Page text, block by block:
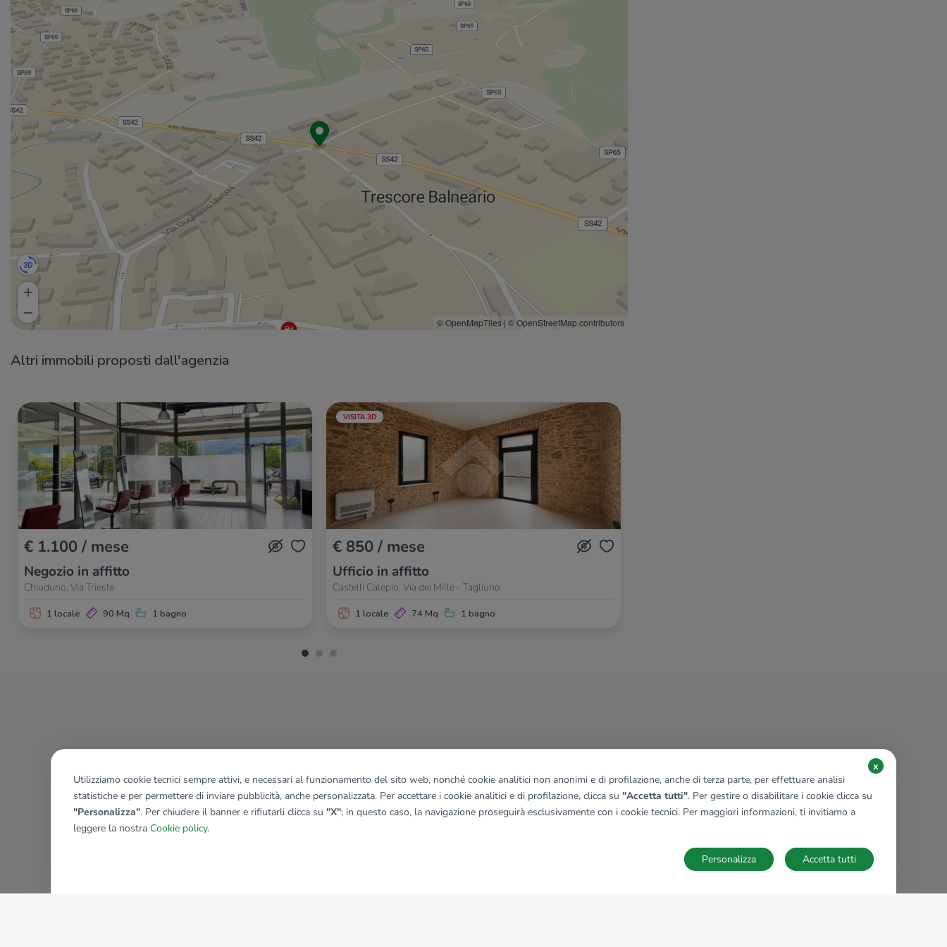
© OpenMapTiles | © OpenStreetMap contributors
Altri immobili proposti dall'agenzia
€ 1.100 / mese
Negozio in affitto
Chiuduno, Via Trieste
1 locale 90 Mq 1 bagno
VISITA 3D
€ 850 / mese
Ufficio in affitto
Castelli Calepio, Via dei Mille - Tagliuno
1 locale 74 Mq 1 bagno
Utilizziamo cookie tecnici sempre attivi, e necessari al funzionamento del sito web, nonché cookie analitici non anonimi e di profilazione, anche di terza parte, per effettuare analisi
statistiche e per permettere di inviare pubblicità, anche personalizzata. Per accettare i cookie analitici e di profilazione, clicca su "Accetta tutti". Per gestire o disabilitare i cookie clicca su
"Personalizza". Per chiudere il banner e rifiutarli clicca su "X"; in questo caso, la navigazione proseguirà esclusivamente con i cookie tecnici. Per maggiori informazioni, ti invitiamo a
leggere la nostra Cookie policy.
x
Accetta tutti
Personalizza